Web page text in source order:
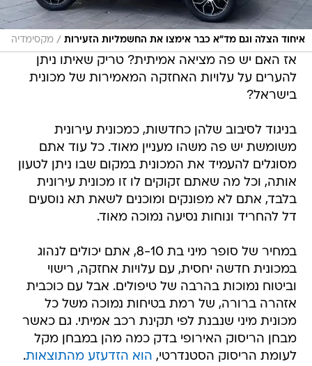
איחוד הצלה וגם מד"א כבר אימצו את החשמליות הזעירות / מקסימדיה
אז האם יש פה מציאה אמיתית? טריק שאיתו ניתן
להערים על עלויות האחזקה המאמירות של מכונית
בישראל?
בניגוד לסיבוב שלהן כחדשות, כמכונית עירונית
משומשת יש פה משהו מעניין מאוד. כל עוד אתם
מסוגלים להעמיד את המכונית במקום שבו ניתן לטעון
אותה, וכל מה שאתם זקוקים לו זו מכונית עירונית
בלבד, אתם לא מפונקים ומוכנים לשאת תא נוסעים
דל להחריד ונוחות נסיעה נמוכה מאוד.
במחיר של סופר מיני בת 8-10, אתם יכולים לנהוג
במכונית חדשה יחסית, עם עלויות אחזקה, רישוי
וביטוח נמוכות בהרבה של טיפולים. אבל עם כוכבית
אזהרה ברורה, של רמת בטיחות נמוכה משל כל
מכונית מיני שנבנת לפי תקינת רכב אמיתי. גם כאשר
מבחן הריסוק האירופי בדק כמה מהן במבחן מקל
לעומת הריסוק הסטנדרטי, הוא הזדעזע מהתוצאות.